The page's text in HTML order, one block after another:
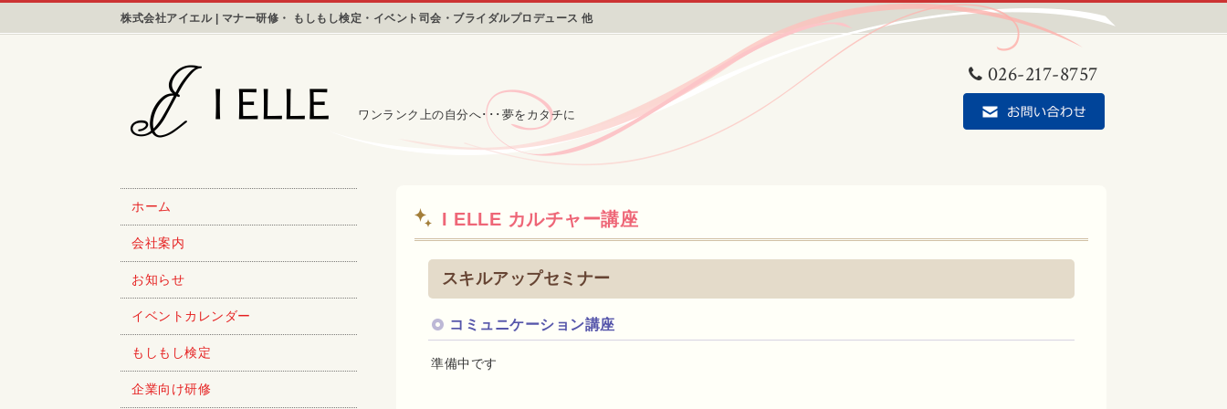
株式会社アイエル | マナー研修・ もしもし検定・イベント司会・ブライダルプロデュース 他
ワンランク上の自分へ･･･夢をカタチに
026-217-8757
I ELLE カルチャー講座
スキルアップセミナー
コミュニケーション講座
準備中です
ホーム
会社案内
お知らせ
イベントカレンダー
もしもし検定
企業向け研修